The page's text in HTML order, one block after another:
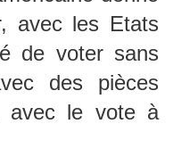
avec les Etats
de voter sans
des pièces
avec le vote à